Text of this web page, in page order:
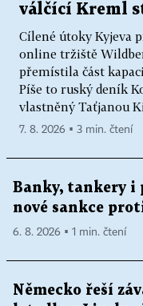
válčící Kreml
Cílené útoky Kyjeva
online tržiště
přemístila část
Píše to ruský deník
vlastněný Taťjanou
7. 8. 2026 ▪ 3 min. čtení
Banky, tankery
nové sankce
6. 8. 2026 ▪ 1 min. čtení
Německo řeší